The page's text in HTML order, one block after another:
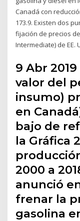
Canadá con
173.9. Existen dos
fijación de precios
Intermediate) de EE.
9 Abr
valor del
insumo)
en
bajo de
la Gráfica
2000 a
anunció
frenar la
gasolina